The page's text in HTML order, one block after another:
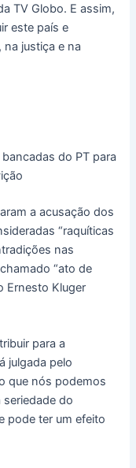
TV Globo. E assim,
este país e
na justiça e na
do PT para
a acusação dos
“raquíticas
nas
“ato de
Ernesto Kluger
para a
julgada pelo
que nós podemos
seriedade do
pode ter um efeito